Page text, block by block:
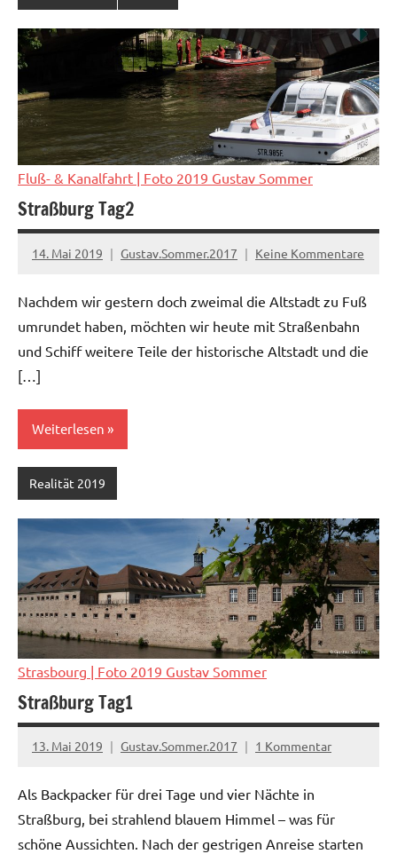
Fluß- & Kanalfahrt | Foto 2019 Gustav Sommer
Straßburg Tag2
14. Mai 2019 Gustav.Sommer.2017 Keine Kommentare
Nachdem wir gestern doch zweimal die Altstadt zu Fuß
umrundet haben, möchten wir heute mit Straßenbahn
und Schiff weitere Teile der historische Altstadt und die
[…]
Weiterlesen
Realität 2019
Strasbourg | Foto 2019 Gustav Sommer
Straßburg Tag1
13. Mai 2019 Gustav.Sommer.2017 1 Kommentar
Als Backpacker für drei Tage und vier Nächte in
Straßburg, bei strahlend blauem Himmel – was für
schöne Aussichten. Nach der gestrigen Anreise starten